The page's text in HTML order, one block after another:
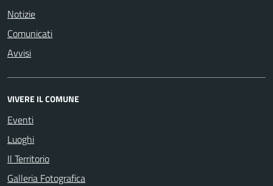
Notizie
Comunicati
Avvisi
VIVERE IL COMUNE
Eventi
Luoghi
Il Territorio
Galleria Fotografica